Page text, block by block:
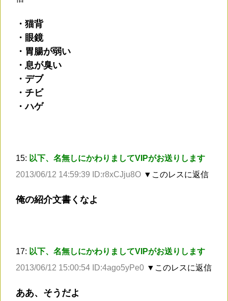
・猫背
・眼鏡
・胃腸が弱い
・息が臭い
・デブ
・チビ
・ハゲ
15: 以下、名無しにかわりましてVIPがお送りします
2013/06/12 14:59:39 ID:r8xCJju8O ▼このレスに返信
俺の紹介文書くなよ
17: 以下、名無しにかわりましてVIPがお送りします
2013/06/12 15:00:54 ID:4ago5yPe0 ▼このレスに返信
ああ、そうだよ